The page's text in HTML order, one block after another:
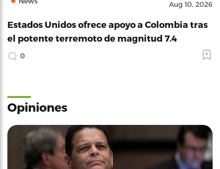
Aug 10, 2026
Estados Unidos ofrece apoyo a Colombia tras
el potente terremoto de magnitud 7.4
0
Opiniones